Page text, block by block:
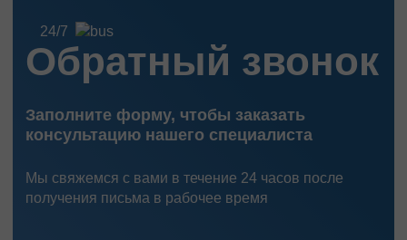
24/7
Обратный звонок
Заполните форму, чтобы заказать
консультацию нашего специалиста
Мы свяжемся с вами в течение 24 часов после
получения письма в рабочее время